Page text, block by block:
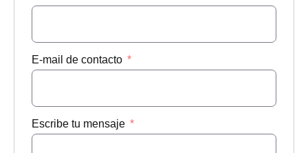
E-mail de contacto
Escribe tu mensaje